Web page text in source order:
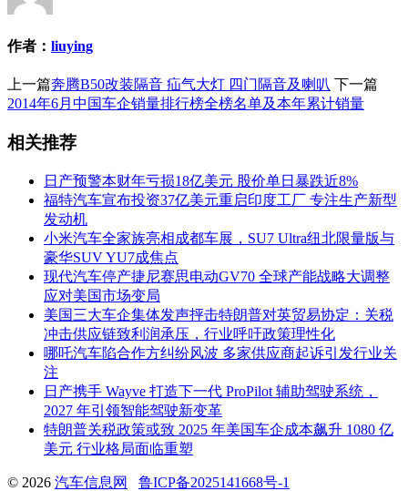
作者： liuying
上一篇奔腾B50改装隔音 疝气大灯 四门隔音及喇叭 下一篇
2014年6月中国车企销量排行榜全榜名单及本年累计销量
相关推荐
日产预警本财年亏损18亿美元 股价单日暴跌近8%
福特汽车宣布投资37亿美元重启印度工厂 专注生产新型
发动机
小米汽车全家族亮相成都车展，SU7 Ultra纽北限量版与
豪华SUV YU7成焦点
现代汽车停产捷尼赛思电动GV70 全球产能战略大调整
应对美国市场变局
美国三大车企集体发声抨击特朗普对英贸易协定：关税
冲击供应链致利润承压，行业呼吁政策理性化
哪吒汽车陷合作方纠纷风波 多家供应商起诉引发行业关
注
日产携手 Wayve 打造下一代 ProPilot 辅助驾驶系统，
2027 年引领智能驾驶新变革
特朗普关税政策或致 2025 年美国车企成本飙升 1080 亿
美元 行业格局面临重塑
© 2026 汽车信息网 鲁ICP备2025141668号-1